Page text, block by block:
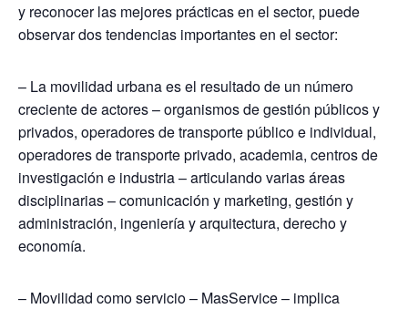
y reconocer las mejores prácticas en el sector, puede
observar dos tendencias importantes en el sector:
– La movilidad urbana es el resultado de un número
creciente de actores – organismos de gestión públicos y
privados, operadores de transporte público e individual,
operadores de transporte privado, academia, centros de
investigación e industria – articulando varias áreas
disciplinarias – comunicación y marketing, gestión y
administración, ingeniería y arquitectura, derecho y
economía.
– Movilidad como servicio – MasService – implica